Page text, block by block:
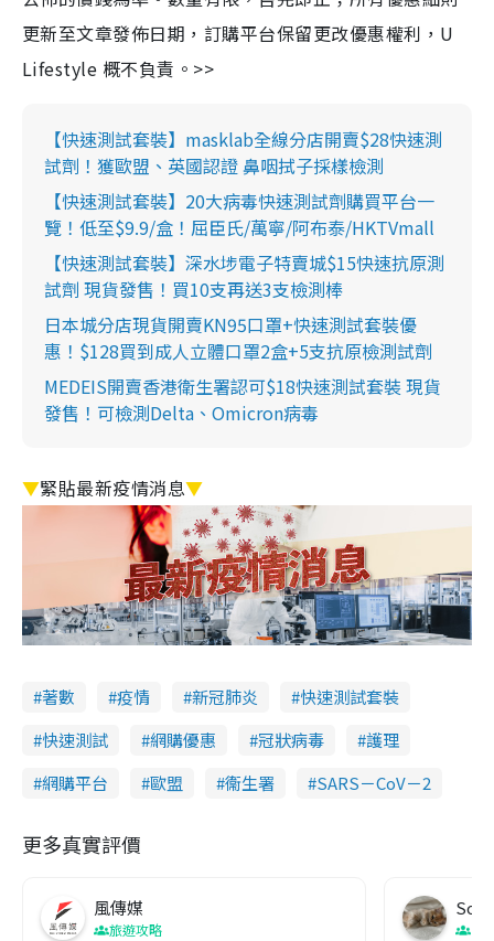
更新至文章發佈日期，訂購平台保留更改優惠權利，U
Lifestyle 概不負責。>>
【快速測試套裝】masklab全線分店開賣$28快速測
試劑！獲歐盟、英國認證 鼻咽拭子採樣檢測
【快速測試套裝】20大病毒快速測試劑購買平台一
覽！低至$9.9/盒！屈臣氏/萬寧/阿布泰/HKTVmall
【快速測試套裝】深水埗電子特賣城$15快速抗原測
試劑 現貨發售！買10支再送3支檢測棒
日本城分店現貨開賣KN95口罩+快速測試套裝優
惠！$128買到成人立體口罩2盒+5支抗原檢測試劑
MEDEIS開賣香港衛生署認可$18快速測試套裝 現貨
發售！可檢測Delta、Omicron病毒
▼緊貼最新疫情消息▼
著數 疫情 新冠肺炎
快速測試套裝
快速測試
網購優惠 冠狀病毒
護理
網購平台
歐盟 衞生署 SARS－CoV－2
更多真實評價
風傳媒
旅遊攻略
Soul